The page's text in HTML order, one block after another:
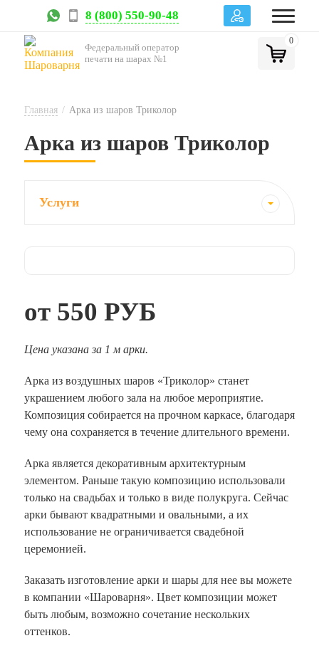
8 (800) 550-90-48
Федеральный оператор
печати на шарах №1
0
Главная / Арка из шаров Триколор
Арка из шаров Триколор
Услуги
от 550 РУБ
Цена указана за 1 м арки.
Арка из воздушных шаров «Триколор» станет
украшением любого зала на любое мероприятие.
Композиция собирается на прочном каркасе, благодаря
чему она сохраняется в течение длительного времени.
Арка является декоративным архитектурным
элементом. Раньше такую композицию использовали
только на свадьбах и только в виде полукруга. Сейчас
арки бывают квадратными и овальными, а их
использование не ограничивается свадебной
церемонией.
Заказать изготовление арки и шары для нее вы можете
в компании «Шароварня». Цвет композиции может
быть любым, возможно сочетание нескольких
оттенков.